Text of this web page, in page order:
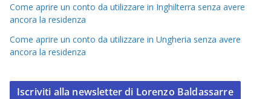
Come aprire un conto da utilizzare in Inghilterra senza avere
ancora la residenza
Come aprire un conto da utilizzare in Ungheria senza avere
ancora la residenza
Iscriviti alla newsletter di Lorenzo Baldassarre